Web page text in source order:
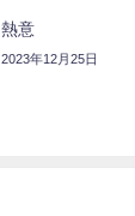
熱意
2023年12月25日